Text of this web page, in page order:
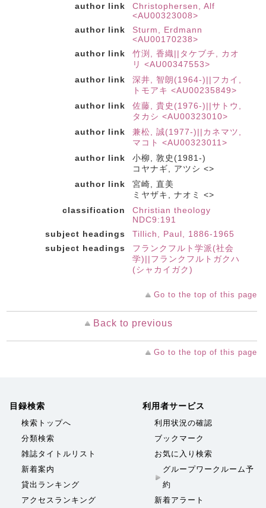
author link
Christophersen, Alf
<AU00323008>
author link
Sturm, Erdmann
<AU00170238>
author link
竹渕, 香織||タケブチ, カオ
リ <AU00347553>
author link
深井, 智朗(1964-)||フカイ,
トモアキ <AU00235849>
author link
佐藤, 貴史(1976-)||サトウ,
タカシ <AU00323010>
author link
兼松, 誠(1977-)||カネマツ,
マコト <AU00323011>
author link
小柳, 敦史(1981-)
コヤナギ, アツシ <>
author link
宮崎, 直美
ミヤザキ, ナオミ <>
classification
Christian theology
NDC9:191
subject headings
Tillich, Paul, 1886-1965
subject headings
フランクフルト学派(社会
学)||フランクフルトガクハ
(シャカイガク)
Go to the top of this page
Back to previous
Go to the top of this page
目録検索
検索トップへ
分類検索
雑誌タイトルリスト
新着案内
貸出ランキング
アクセスランキング
利用者サービス
利用状況の確認
ブックマーク
お気に入り検索
グループワークルーム予
約
新着アラート